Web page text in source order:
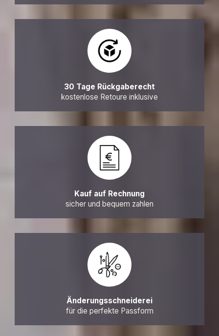
30 Tage Rückgaberecht
kostenlose Retoure inklusive
Kauf auf Rechnung
sicher und bequem zahlen
Änderungsschneiderei
für die perfekte Passform